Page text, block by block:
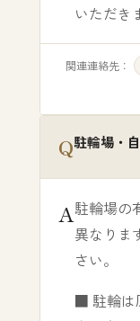
いただき
関連連絡先：
駐輪場・
駐輪場の
異なりま
さい。
■ 駐輪は